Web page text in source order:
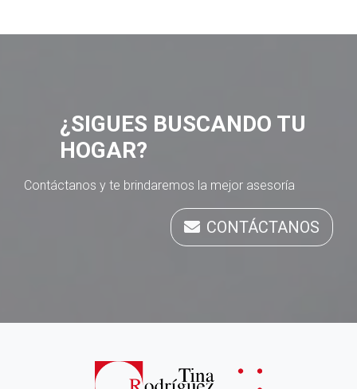
¿SIGUES BUSCANDO TU
HOGAR?
Contáctanos y te brindaremos la mejor asesoría
CONTÁCTANOS